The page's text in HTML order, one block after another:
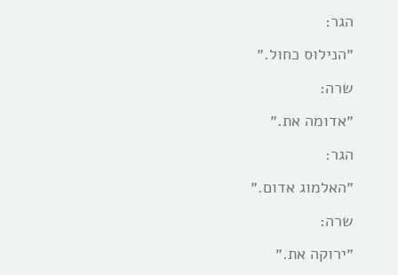
הגר:
״הנילוס כחול.״
שרה:
״אדומה את.״
הגר:
״האלמוג אדום.״
שרה:
״ירוקה את.״